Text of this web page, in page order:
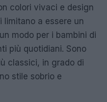
colori vivaci e design
limitano a essere un
modo per i bambini di
più quotidiani. Sono
classici, in grado di
stile sobrio e